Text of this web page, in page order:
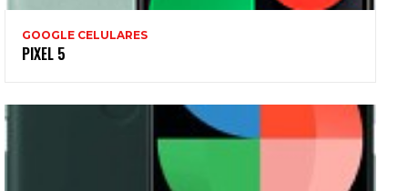
GOOGLE CELULARES
PIXEL 5